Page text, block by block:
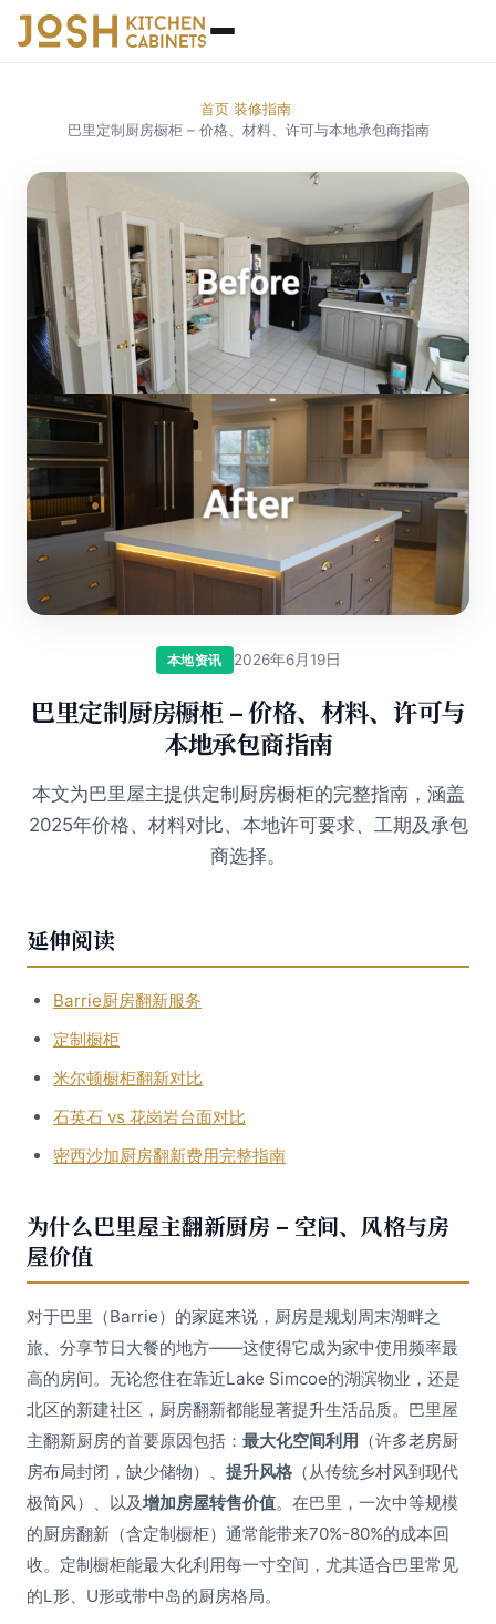
首页/装修指南/
巴里定制厨房橱柜 – 价格、材料、许可与本地承包商指南
本地资讯 2026年6月19日
巴里定制厨房橱柜 – 价格、材料、许可与
本地承包商指南
本文为巴里屋主提供定制厨房橱柜的完整指南，涵盖
2025年价格、材料对比、本地许可要求、工期及承包
商选择。
延伸阅读
Barrie厨房翻新服务
定制橱柜
米尔顿橱柜翻新对比
石英石 vs 花岗岩台面对比
密西沙加厨房翻新费用完整指南
为什么巴里屋主翻新厨房 – 空间、风格与房
屋价值
对于巴里（Barrie）的家庭来说，厨房是规划周末湖畔之
旅、分享节日大餐的地方——这使得它成为家中使用频率最
高的房间。无论您住在靠近Lake Simcoe的湖滨物业，还是
北区的新建社区，厨房翻新都能显著提升生活品质。巴里屋
主翻新厨房的首要原因包括： 最大化空间利用 （许多老房厨
房布局封闭，缺少储物）、 提升风格 （从传统乡村风到现代
极简风）、以及增加房屋转售价值。在巴里，一次中等规模
的厨房翻新（含定制橱柜）通常能带来70%-80%的成本回
收。定制橱柜能最大化利用每一寸空间，尤其适合巴里常见
的L形、U形或带中岛的厨房格局。